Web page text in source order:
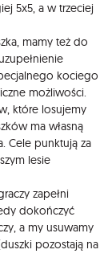
5x5, a w trzeciej
mamy też do
kociego
możliwości.
które losujemy
ma własną
Cele punktują za
lesie
zapełni
dokończyć
a my usuwamy
pozostają na